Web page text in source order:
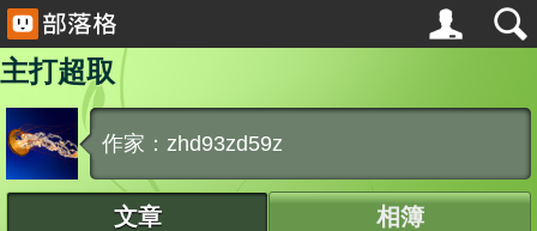
主打超取
作家：zhd93zd59z
文章 相簿